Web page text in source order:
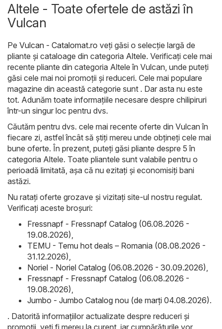
Altele - Toate ofertele de astăzi în
Vulcan
Pe Vulcan - Catalomat.ro veți găsi o selecție largă de
pliante și cataloage din categoria Altele. Verificați cele mai
recente pliante din categoria Altele în Vulcan, unde puteți
găsi cele mai noi promoții și reduceri. Cele mai populare
magazine din această categorie sunt . Dar asta nu este
tot. Adunăm toate informațiile necesare despre chilipiruri
într-un singur loc pentru dvs.
Căutăm pentru dvs. cele mai recente oferte din Vulcan în
fiecare zi, astfel încât să știți mereu unde obțineți cele mai
bune oferte. În prezent, puteți găsi pliante despre 5 în
categoria Altele. Toate pliantele sunt valabile pentru o
perioadă limitată, așa că nu ezitați și economisiți bani
astăzi.
Nu ratați oferte grozave și vizitați site-ul nostru regulat.
Verificați aceste broșuri:
Fressnapf - Fressnapf Catalog (06.08.2026 -
19.08.2026)
TEMU - Temu hot deals – Romania (08.08.2026 -
31.12.2026)
Noriel - Noriel Catalog (06.08.2026 - 30.09.2026)
Fressnapf - Fressnapf Catalog (06.08.2026 -
19.08.2026)
Jumbo - Jumbo Catalog nou (de marți 04.08.2026).
. Datorită informațiilor actualizate despre reduceri și
promoții, veți fi mereu la curent, iar cumpărăturile vor